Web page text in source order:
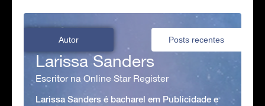
Autor Posts recentes
Larissa Sanders
Escritor na Online Star Register
Larissa Sanders é bacharel em Publicidade e